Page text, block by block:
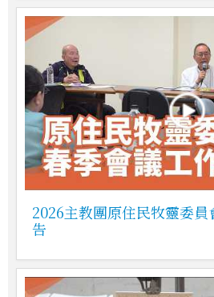
2026主教團原住民牧靈委
告